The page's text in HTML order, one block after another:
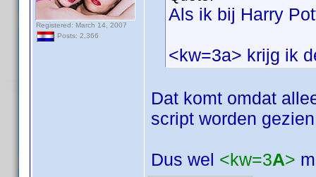
Registered: March 14, 2007
Posts: 2,366
Als ik bij Harry
<kw=3a> krijg ik
Dat komt omdat
script worden
Dus wel <kw=3A>